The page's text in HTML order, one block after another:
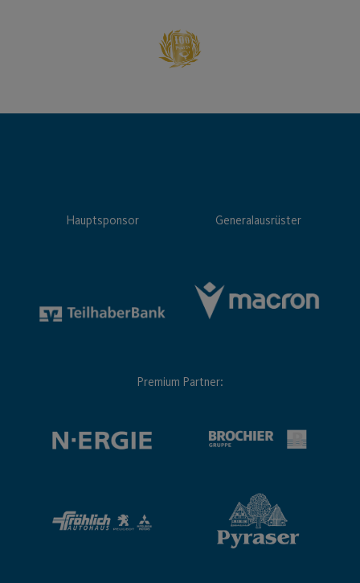
Hauptsponsor Generalausrüster
Premium Partner: